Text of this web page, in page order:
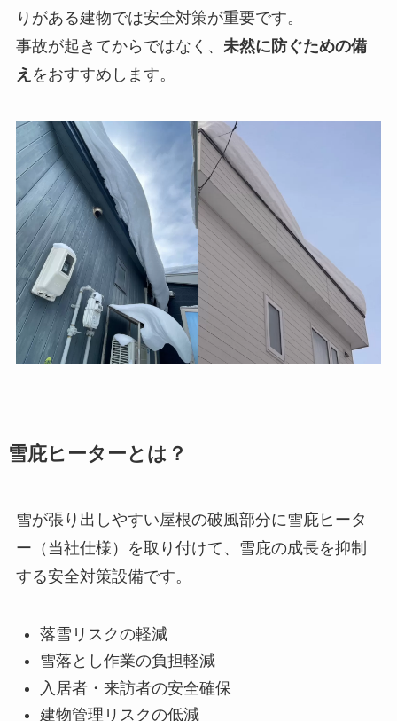
りがある建物では安全対策が重要です。
事故が起きてからではなく、 未然に防ぐための備
え をおすすめします。
雪庇ヒーターとは？
雪が張り出しやすい屋根の破風部分に雪庇ヒータ
ー（当社仕様）を取り付けて、雪庇の成長を抑制
する安全対策設備です。
落雪リスクの軽減
雪落とし作業の負担軽減
入居者・来訪者の安全確保
建物管理リスクの低減